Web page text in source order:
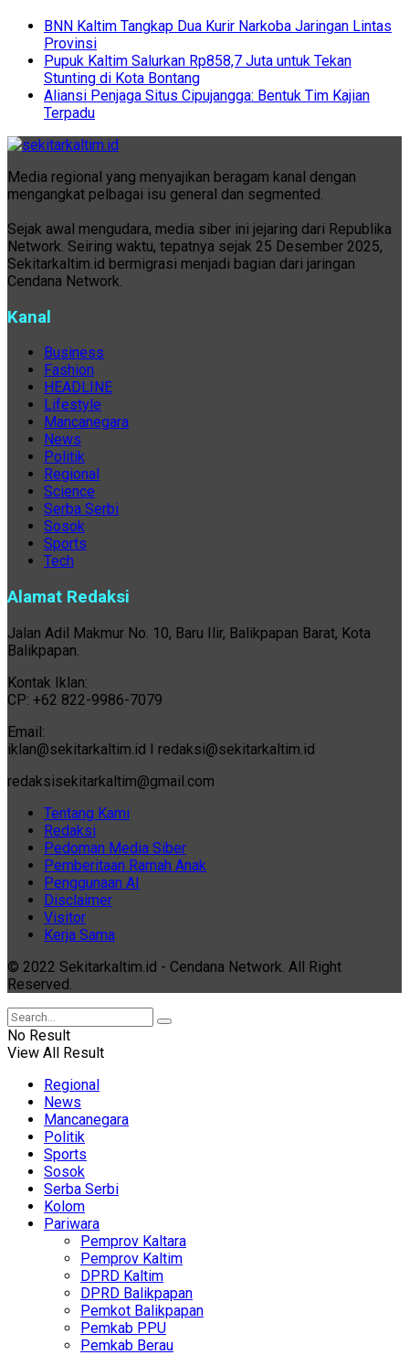
BNN Kaltim Tangkap Dua Kurir Narkoba Jaringan Lintas
Provinsi
Pupuk Kaltim Salurkan Rp858,7 Juta untuk Tekan
Stunting di Kota Bontang
Aliansi Penjaga Situs Cipujangga: Bentuk Tim Kajian
Terpadu
Media regional yang menyajikan beragam kanal dengan
mengangkat pelbagai isu general dan segmented.
Sejak awal mengudara, media siber ini jejaring dari Republika
Network. Seiring waktu, tepatnya sejak 25 Desember 2025,
Sekitarkaltim.id bermigrasi menjadi bagian dari jaringan
Cendana Network.
Kanal
Business
Fashion
HEADLINE
Lifestyle
Mancanegara
News
Politik
Regional
Science
Serba Serbi
Sosok
Sports
Tech
Alamat Redaksi
Jalan Adil Makmur No. 10, Baru Ilir, Balikpapan Barat, Kota
Balikpapan.
Kontak Iklan:
CP: +62 822-9986-7079
Email:
iklan@sekitarkaltim.id I redaksi@sekitarkaltim.id
redaksisekitarkaltim@gmail.com
Tentang Kami
Redaksi
Pedoman Media Siber
Pemberitaan Ramah Anak
Penggunaan AI
Disclaimer
Visitor
Kerja Sama
© 2022 Sekitarkaltim.id - Cendana Network. All Right
Reserved.
No Result
View All Result
Regional
News
Mancanegara
Politik
Sports
Sosok
Serba Serbi
Kolom
Pariwara
Pemprov Kaltara
Pemprov Kaltim
DPRD Kaltim
DPRD Balikpapan
Pemkot Balikpapan
Pemkab PPU
Pemkab Berau